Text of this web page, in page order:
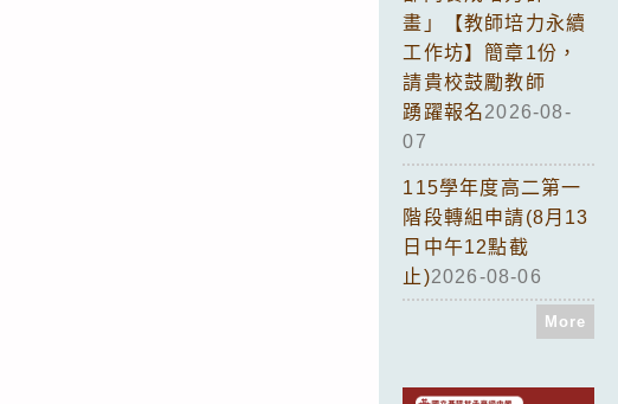
畫」【教師培力永續
工作坊】簡章1份，
請貴校鼓勵教師
踴躍報名2026-08-
07
115學年度高二第一
階段轉組申請(8月13
日中午12點截
止)2026-08-06
More